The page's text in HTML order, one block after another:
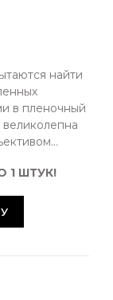
найти
в пленочный
1 ШТУК!